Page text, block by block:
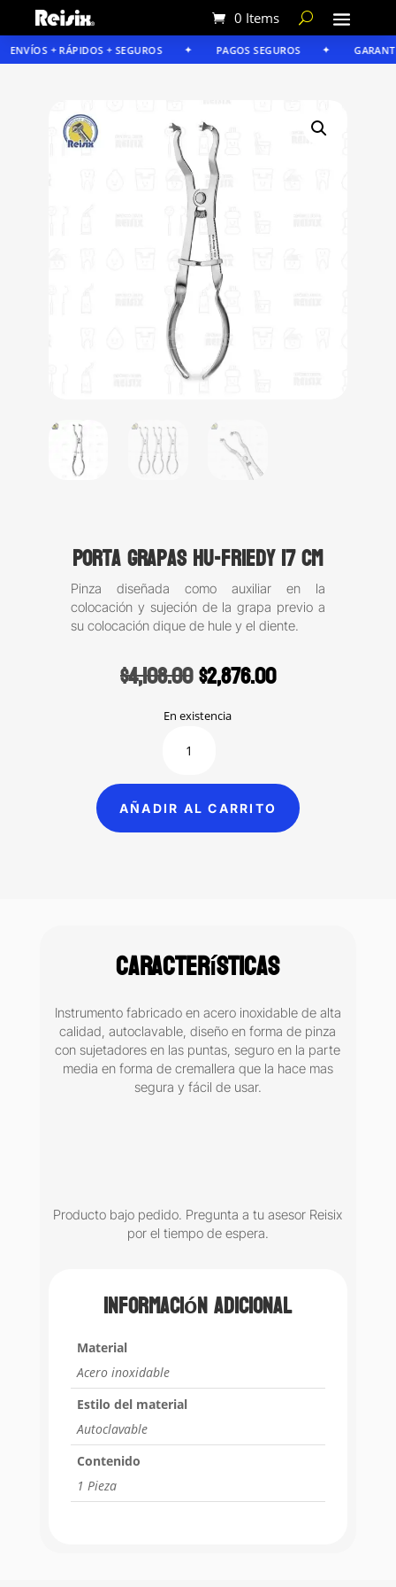
0 Items
ENVÍOS + RÁPIDOS + SEGUROS PAGOS SEGUROS
Porta Grapas Hu-Friedy 17 cm
Pinza diseñada como auxiliar en la
colocación y sujeción de la grapa previo a
su colocación dique de hule y el diente.
$4,108.00Original
price
was:
$2,876.00Current
En existencia
Grapas
17
cm
AÑADIR AL CARRITO
Características
Instrumento fabricado en acero inoxidable de alta
calidad, autoclavable, diseño en forma de pinza
con sujetadores en las puntas, seguro en la parte
media en forma de cremallera que la hace mas
segura y fácil de usar.
Producto bajo pedido. Pregunta a tu asesor Reisix
por el tiempo de espera.
Información adicional
Material
Acero inoxidable
Estilo del material
Autoclavable
Contenido
1 Pieza